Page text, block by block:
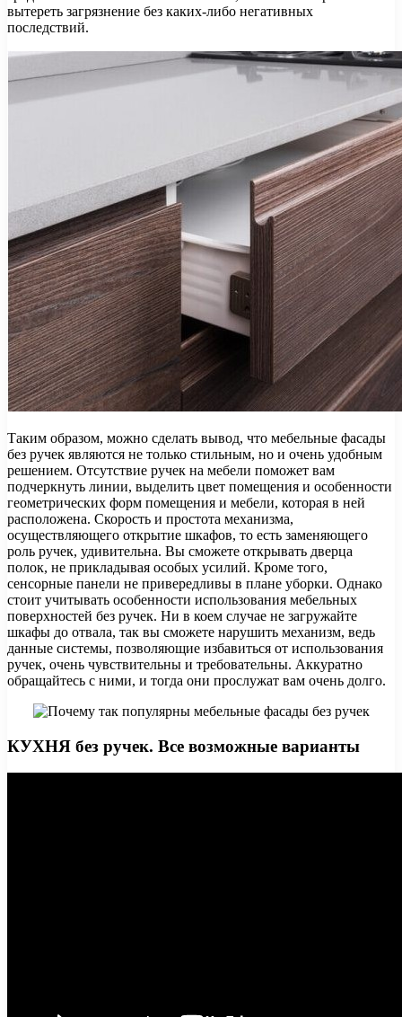
вытереть загрязнение без каких-либо негативных
последствий.
Таким образом, можно сделать вывод, что мебельные фасады
без ручек являются не только стильным, но и очень удобным
решением. Отсутствие ручек на мебели поможет вам
подчеркнуть линии, выделить цвет помещения и особенности
геометрических форм помещения и мебели, которая в ней
расположена. Скорость и простота механизма,
осуществляющего открытие шкафов, то есть заменяющего
роль ручек, удивительна. Вы сможете открывать дверца
полок, не прикладывая особых усилий. Кроме того,
сенсорные панели не привередливы в плане уборки. Однако
стоит учитывать особенности использования мебельных
поверхностей без ручек. Ни в коем случае не загружайте
шкафы до отвала, так вы сможете нарушить механизм, ведь
данные системы, позволяющие избавиться от использования
ручек, очень чувствительны и требовательны. Аккуратно
обращайтесь с ними, и тогда они прослужат вам очень долго.
КУХНЯ без ручек. Все возможные варианты